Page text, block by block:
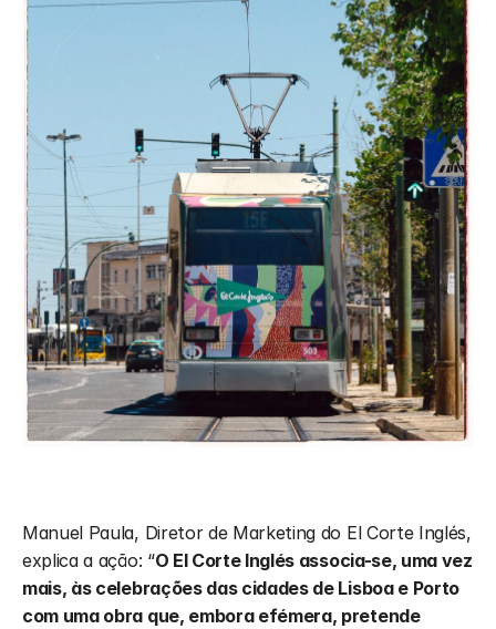
Manuel Paula, Diretor de Marketing do El Corte Inglés,
explica a ação: “O El Corte Inglés associa-se, uma vez
mais, às celebrações das cidades de Lisboa e Porto
com uma obra que, embora efémera, pretende